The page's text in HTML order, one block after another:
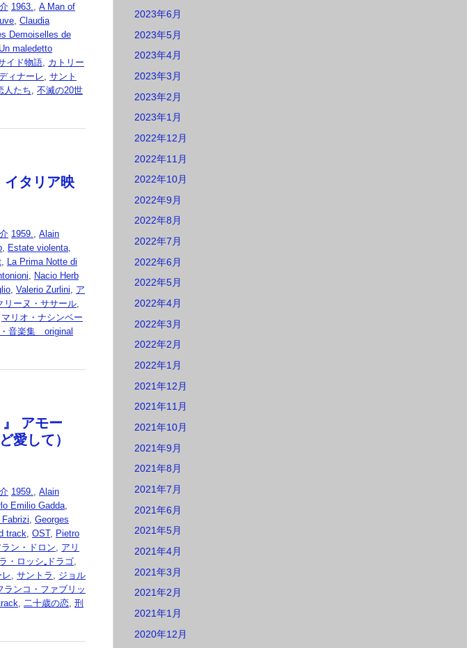
1963., A Man of
, Claudia
Demoiselles de
Un maledetto
イド物語, カトリー
ィナーレ, サント
人たち, 不滅の20世
イタリア映
1959., Alain
, Estate violenta,
, La Prima Notte di
, Nacio Herb
, Valerio Zurlini, ア
リーヌ・ササール,
マリオ・ナシンベー
音楽集 original
アモー
愛して）
1959., Alain
Emilio Gadda,
Fabrizi, Georges
track, OST, Pietro
ラン・ドロン, アリ
・ロッシ₌ドラゴ,
, サントラ , ジョル
ランコ・ファブリッ
, 二十歳の恋, 刑
2023年6月
2023年5月
2023年4月
2023年3月
2023年2月
2023年1月
2022年12月
2022年11月
2022年10月
2022年9月
2022年8月
2022年7月
2022年6月
2022年5月
2022年4月
2022年3月
2022年2月
2022年1月
2021年12月
2021年11月
2021年10月
2021年9月
2021年8月
2021年7月
2021年6月
2021年5月
2021年4月
2021年3月
2021年2月
2021年1月
2020年12月